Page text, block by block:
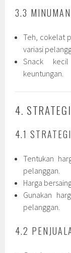
3.3
Teh, cokelat
variasi
Snack
keuntungan.
4.
4.1
Tentukan
pelanggan.
Harga
Gunakan
pelanggan.
4.2